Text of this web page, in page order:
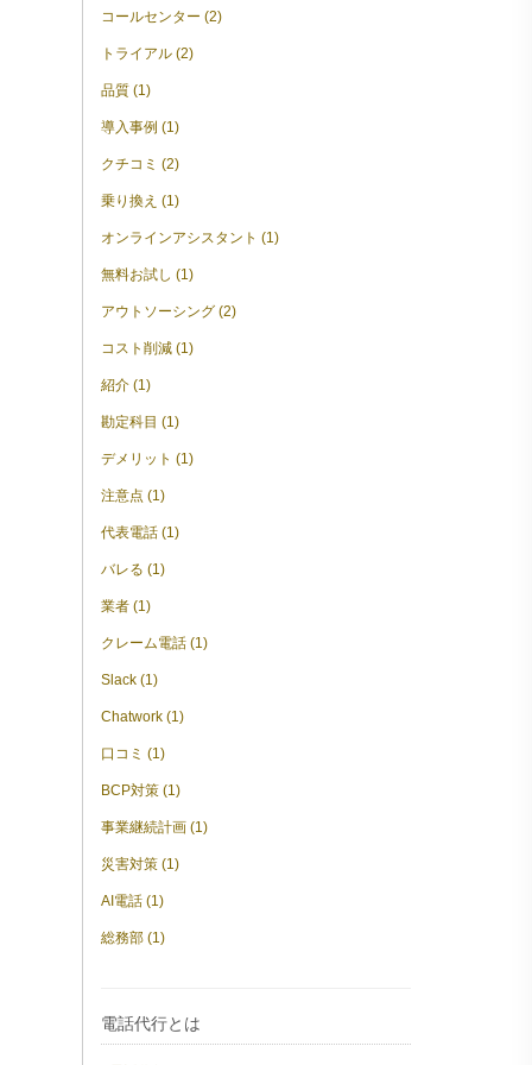
コールセンター (2)
トライアル (2)
品質 (1)
導入事例 (1)
クチコミ (2)
乗り換え (1)
オンラインアシスタント (1)
無料お試し (1)
アウトソーシング (2)
コスト削減 (1)
紹介 (1)
勘定科目 (1)
デメリット (1)
注意点 (1)
代表電話 (1)
バレる (1)
業者 (1)
クレーム電話 (1)
Slack (1)
Chatwork (1)
口コミ (1)
BCP対策 (1)
事業継続計画 (1)
災害対策 (1)
AI電話 (1)
総務部 (1)
電話代行とは